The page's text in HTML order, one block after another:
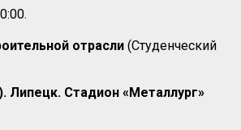
отрасли (Студенческий
Липецк. Стадион «Металлург»